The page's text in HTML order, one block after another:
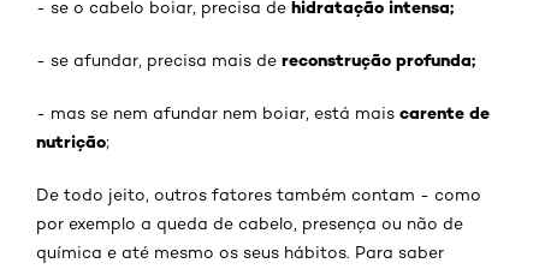
- se o cabelo boiar, precisa de hidratação intensa;
- se afundar, precisa mais de reconstrução profunda;
- mas se nem afundar nem boiar, está mais carente de
nutrição;
De todo jeito, outros fatores também contam - como
por exemplo a queda de cabelo, presença ou não de
química e até mesmo os seus hábitos. Para saber